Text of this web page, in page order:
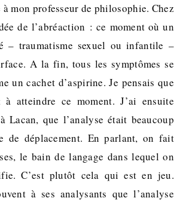
mon professeur de philosophie. Chez
de l’abréaction : ce moment où un
– traumatisme sexuel ou infantile –
A la fin, tous les symptômes se
un cachet d’aspirine. Je pensais que
à atteindre ce moment. J’ai ensuite
Lacan, que l’analyse était beaucoup
de déplacement. En parlant, on fait
le bain de langage dans lequel on
C’est plutôt cela qui est en jeu.
à ses analysants que l’analyse